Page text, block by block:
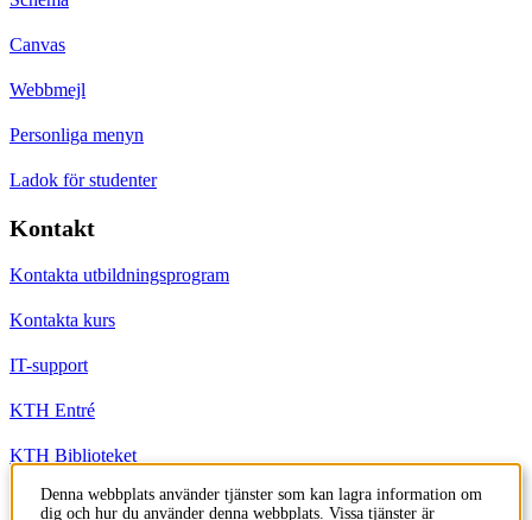
Canvas
Webbmejl
Personliga menyn
Ladok för studenter
Kontakt
Kontakta utbildningsprogram
Kontakta kurs
IT-support
KTH Entré
KTH Biblioteket
Denna webbplats använder tjänster som kan lagra information om
dig och hur du använder denna webbplats. Vissa tjänster är